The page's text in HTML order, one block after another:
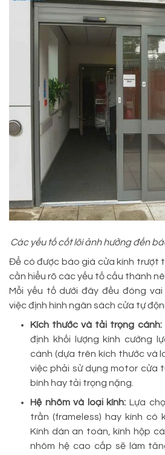
Các yếu tố cốt lõi ảnh hưởng đến
Để có được báo giá cửa kính trượt
cần hiểu rõ các yếu tố cấu thành
Mỗi yếu tố dưới đây đều đóng
việc định hình ngân sách cửa tự
Kích thước và tải trọng cánh:
định khối lượng kính cường
cánh (dựa trên kích thước và
việc phải sử dụng motor cửa
bình hay tải trọng nặng.
Hệ nhôm và loại kính: Lựa
trần (frameless) hay kính có
Kính dán an toàn, kính hộp
nhôm hệ cao cấp sẽ làm